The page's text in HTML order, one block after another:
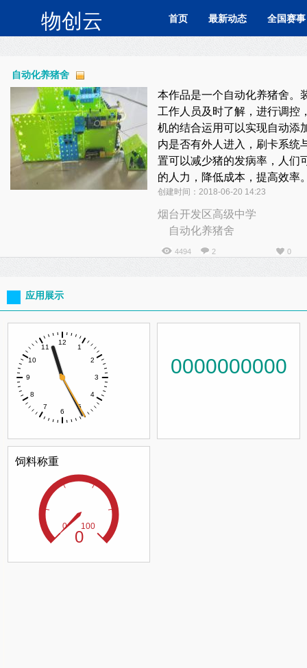
物创云 首页 最新动态 全国赛事
自动化养猪舍
本作品是一个自动化养猪舍。
工作人员及时了解，进行调控
机的结合运用可以实现自动添
内是否有外人进入，刷卡系统
置可以减少猪的发病率，人们
的人力，降低成本，提高效率
创建时间：2018-06-20 14:23
烟台开发区高级中学
自动化养猪舍
4494 2 0
应用展示
0000000000
饲料称重